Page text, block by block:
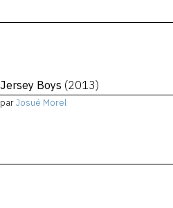
Jersey Boys (2013)
parJosué Morel